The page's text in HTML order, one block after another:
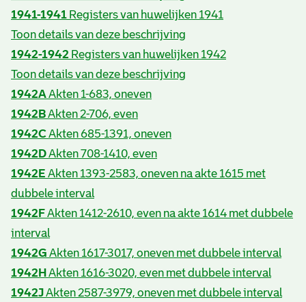
1941-1941 Registers van huwelijken 1941
Toon details van deze beschrijving
1942-1942 Registers van huwelijken 1942
Toon details van deze beschrijving
1942AAkten 1-683, oneven
1942BAkten 2-706, even
1942CAkten 685-1391, oneven
1942DAkten 708-1410, even
1942E Akten 1393-2583, oneven na akte 1615 met
dubbele interval
1942FAkten 1412-2610, even na akte 1614 met dubbele
interval
1942G Akten 1617-3017, oneven met dubbele interval
1942HAkten 1616-3020, even met dubbele interval
1942JAkten 2587-3979, oneven met dubbele interval